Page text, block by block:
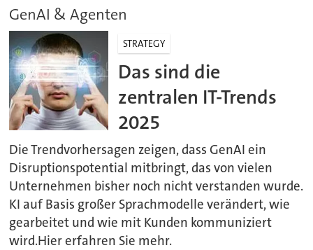
GenAI & Agenten
STRATEGY
Das sind die
zentralen IT-Trends
2025
Die Trendvorhersagen zeigen, dass GenAI ein
Disruptionspotential mitbringt, das von vielen
Unternehmen bisher noch nicht verstanden wurde.
KI auf Basis großer Sprachmodelle verändert, wie
gearbeitet und wie mit Kunden kommuniziert
wird.Hier erfahren Sie mehr.